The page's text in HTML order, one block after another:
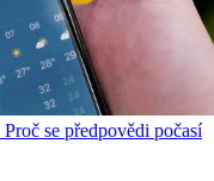
se předpovědi počasí